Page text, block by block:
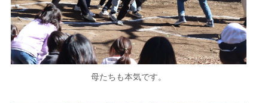
母たちも本気です。